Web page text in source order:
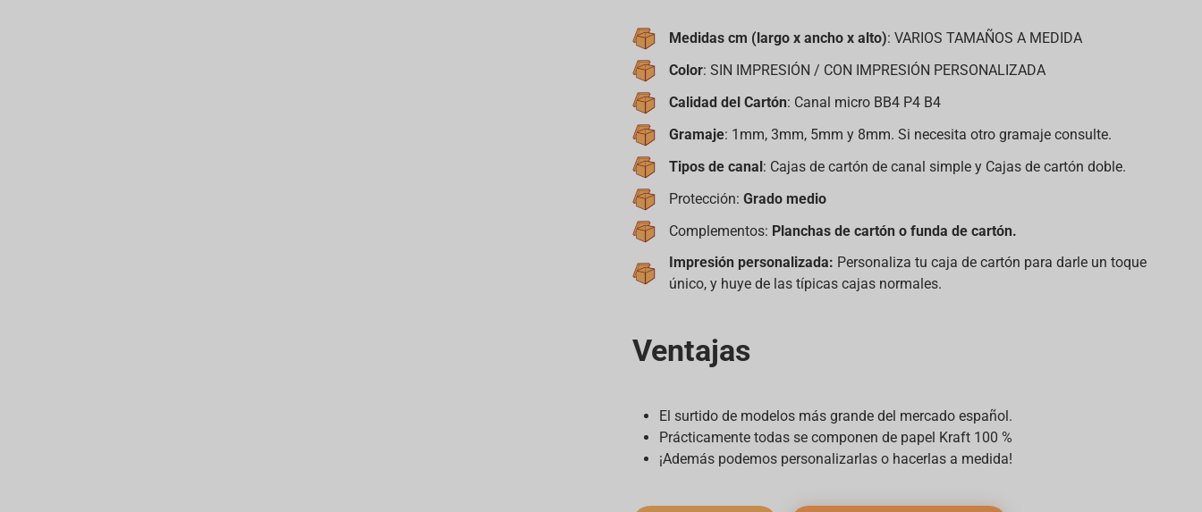
Medidas cm (largo x ancho x alto): VARIOS TAMAÑOS A MEDIDA
Color: SIN IMPRESIÓN / CON IMPRESIÓN PERSONALIZADA
Calidad del Cartón: Canal micro BB4 P4 B4
Gramaje: 1mm, 3mm, 5mm y 8mm. Si necesita otro gramaje consulte.
Tipos de canal: Cajas de cartón de canal simple y Cajas de cartón doble.
Protección: Grado medio
Complementos: Planchas de cartón o funda de cartón.
Impresión personalizada: Personaliza tu caja de cartón para darle un toque
único, y huye de las típicas cajas normales.
Ventajas
El surtido de modelos más grande del mercado español.
Prácticamente todas se componen de papel Kraft 100 %
¡Además podemos personalizarlas o hacerlas a medida!